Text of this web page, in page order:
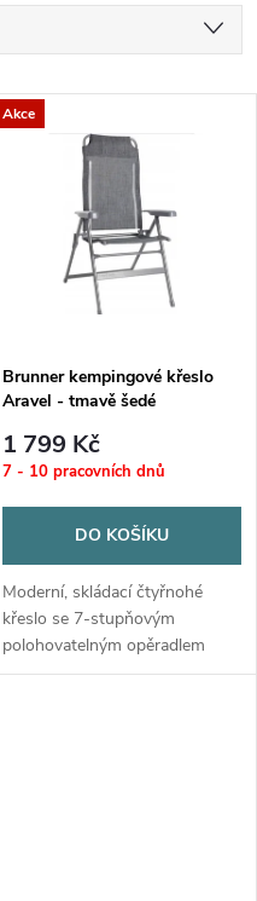
Akce
Brunner kempingové křeslo
Aravel - tmavě šedé
1 799 Kč
7 - 10 pracovních dnů
DO KOŠÍKU
Moderní, skládací čtyřnohé
křeslo se 7-stupňovým
polohovatelným opěradlem
.Nosnost 120 kg.